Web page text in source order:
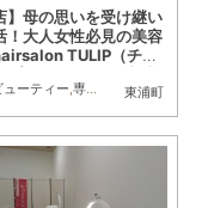
東浦町
】母の思いを受け継い
！大人女性必見の美容
TULIP（チュ
ープン
ューティー,専門店 おひとりさま